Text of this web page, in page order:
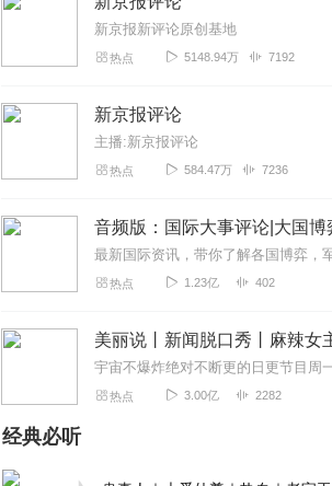
无尽冬季
2021-04-02
听友302774108
2024-03-28
浪花飞起来了
2025-10-13
Rosemarymeow
回复
新京报新评论原创基地
热点 5148.94万 7192
新京报评论
主播:新京报评论
热点 584.47万 7236
音频版：国际大事评论|大国
热点 1.23亿 402
美丽说丨新闻脱口秀丨麻辣女
热点 3.00亿 2282
经典必听